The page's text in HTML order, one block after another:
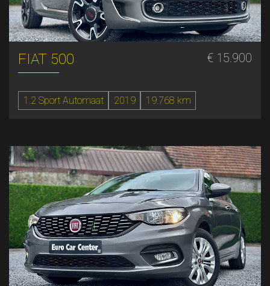
FIAT 500 € 15.900
1.2 Sport Automaat 2019 19.768 km